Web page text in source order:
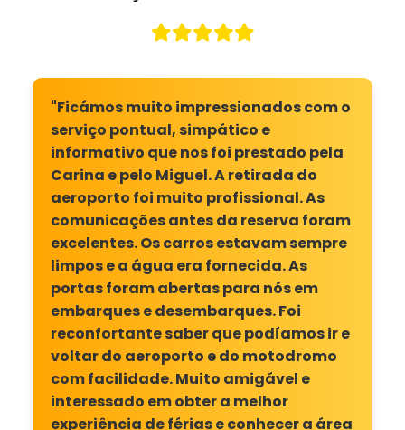
"Ficámos muito impressionados com o
serviço pontual, simpático e
informativo que nos foi prestado pela
Carina e pelo Miguel. A retirada do
aeroporto foi muito profissional. As
comunicações antes da reserva foram
excelentes. Os carros estavam sempre
limpos e a água era fornecida. As
portas foram abertas para nós em
embarques e desembarques. Foi
reconfortante saber que podíamos ir e
voltar do aeroporto e do motodromo
com facilidade. Muito amigável e
interessado em obter a melhor
experiência de férias e conhecer a área